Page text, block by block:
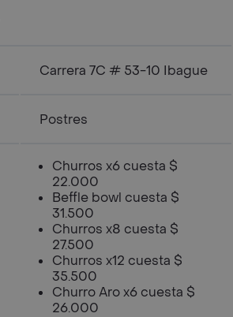
Carrera 7C # 53-10 Ibague
Postres
Churros x6 cuesta $
22.000
Beffle bowl cuesta $
31.500
Churros x8 cuesta $
27.500
Churros x12 cuesta $
35.500
Churro Aro x6 cuesta $
26.000